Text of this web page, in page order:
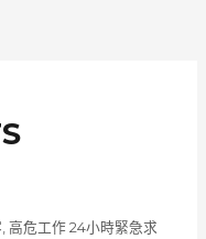
高危工作 24小時緊急求